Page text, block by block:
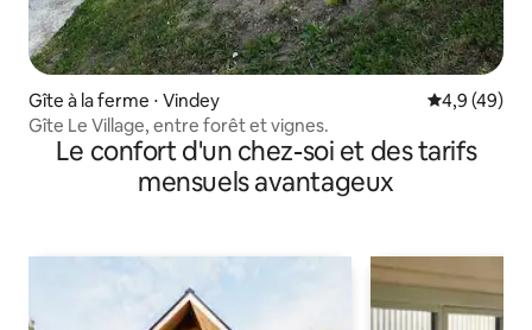
Gîte à la ferme ⋅ Vindey Évaluation
4,9 (49)
Gîte Le Village, entre forêt et vignes.
Le confort d'un chez-soi et des tarifs
mensuels avantageux